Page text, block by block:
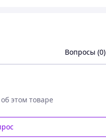
Вопросы (0)
этом товаре